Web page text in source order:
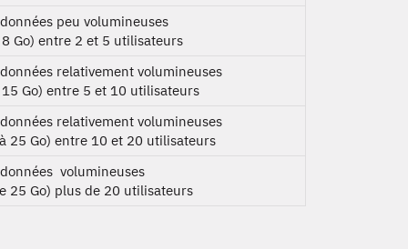
peu volumineuses
Go) entre 2 et 5 utilisateurs
relativement volumineuses
Go) entre 5 et 10 utilisateurs
relativement volumineuses
25 Go) entre 10 et 20 utilisateurs
volumineuses
25 Go) plus de 20 utilisateurs